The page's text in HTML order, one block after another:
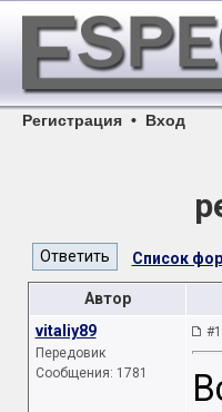
Регистрация • Вход
Список
Автор
vitaliy89
Передовик
Сообщения: 1781